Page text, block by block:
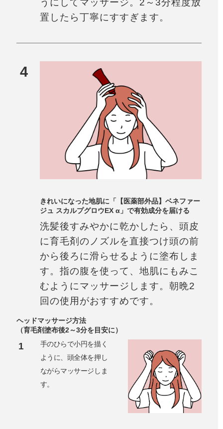
うにしてマッサージ。2～3分程度放
置したら丁寧にすすぎます。
4
きれいになった地肌に「【医薬部外品】ベネファー
ジュ スカルプグロウEX α」で有効成分を届ける
洗髪後すみやかに乾かしたら、頭皮
に育毛剤のノズルを直接つけ頭の前
から後ろに滑らせるように塗布しま
す。指の腹を使って、地肌にもみこ
むようにマッサージします。朝晩2
回の使用がおすすめです。
ヘッドマッサージ方法
（育毛剤塗布後2～3分を目安に）
1
手のひらで小円を描く
ように、頭全体を押し
ながらマッサージしま
す。